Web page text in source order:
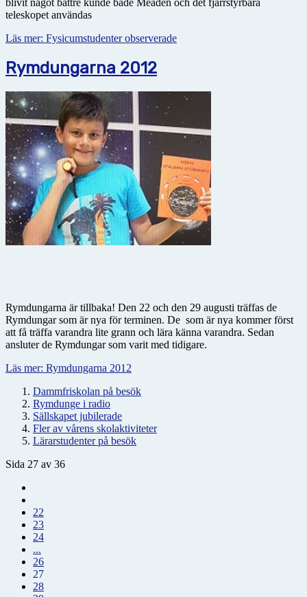
blivit något bättre kunde både Meaden och det fjärrstyrbara
teleskopet användas
Läs mer: Fysicumstudenter observerade
Rymdungarna 2012
Rymdungarna är tillbaka! Den 22 och den 29 augusti träffas de
Rymdungar som är nya för terminen. De som är nya kommer först
att få träffa varandra lite grann och lära känna varandra. Sedan
ansluter de Rymdungar som varit med tidigare.
Läs mer: Rymdungarna 2012
Dammfriskolan på besök
Rymdunge i radio
Sällskapet jubilerade
Fler av vårens skolaktiviteter
Lärarstudenter på besök
Sida 27 av 36
22
23
24
...
26
27
28